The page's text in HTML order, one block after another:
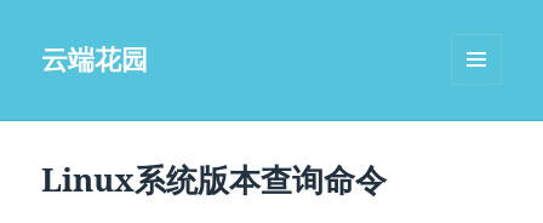
云端花园
挂件
Linux系统版本查询命令